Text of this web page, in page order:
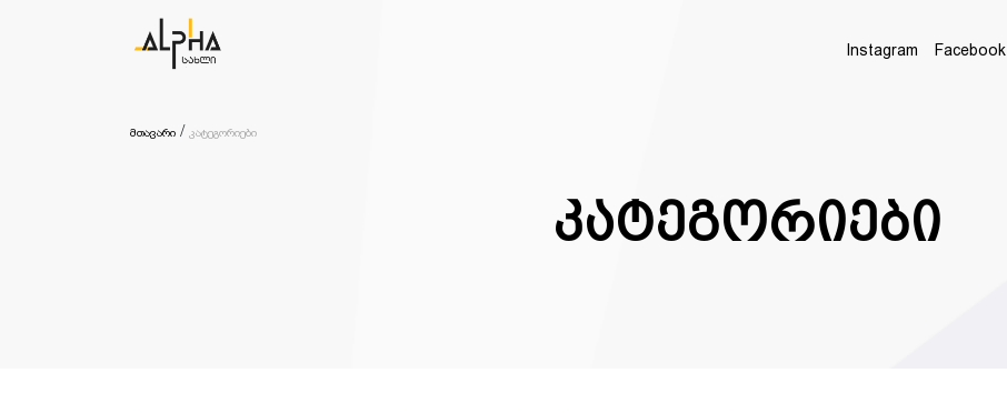
Instagram Facebook
მთავარი კატეგორიები
კატეგორიები